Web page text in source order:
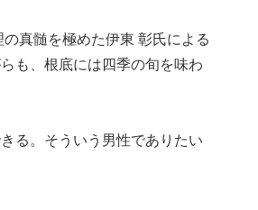
真髄を極めた伊東 彰氏による
も、根底には四季の旬を味わ
る。そういう男性でありたい